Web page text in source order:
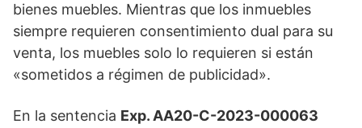
bienes muebles. Mientras que los inmuebles
siempre requieren consentimiento dual para su
venta, los muebles solo lo requieren si están
«sometidos a régimen de publicidad».
En la sentencia Exp. AA20-C-2023-000063